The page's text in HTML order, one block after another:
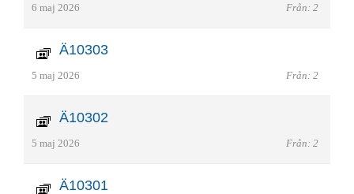
6 maj 2026 Från: 2
Ä10303
5 maj 2026 Från: 2
Ä10302
5 maj 2026 Från: 2
Ä10301